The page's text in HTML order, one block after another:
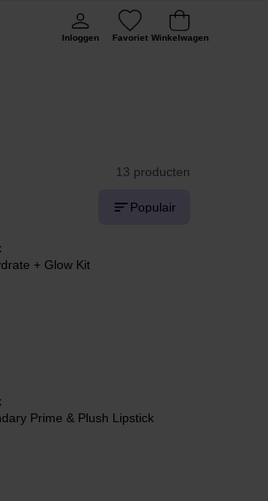
Inloggen Favoriet Winkelwagen
13 producten
Populair
+ Glow Kit
Prime & Plush Lipstick